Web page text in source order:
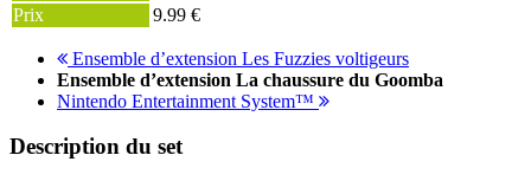
Prix
9.99 €
Ensemble d’extension Les Fuzzies voltigeurs
Ensemble d’extension La chaussure du Goomba
Nintendo Entertainment System™
Description du set